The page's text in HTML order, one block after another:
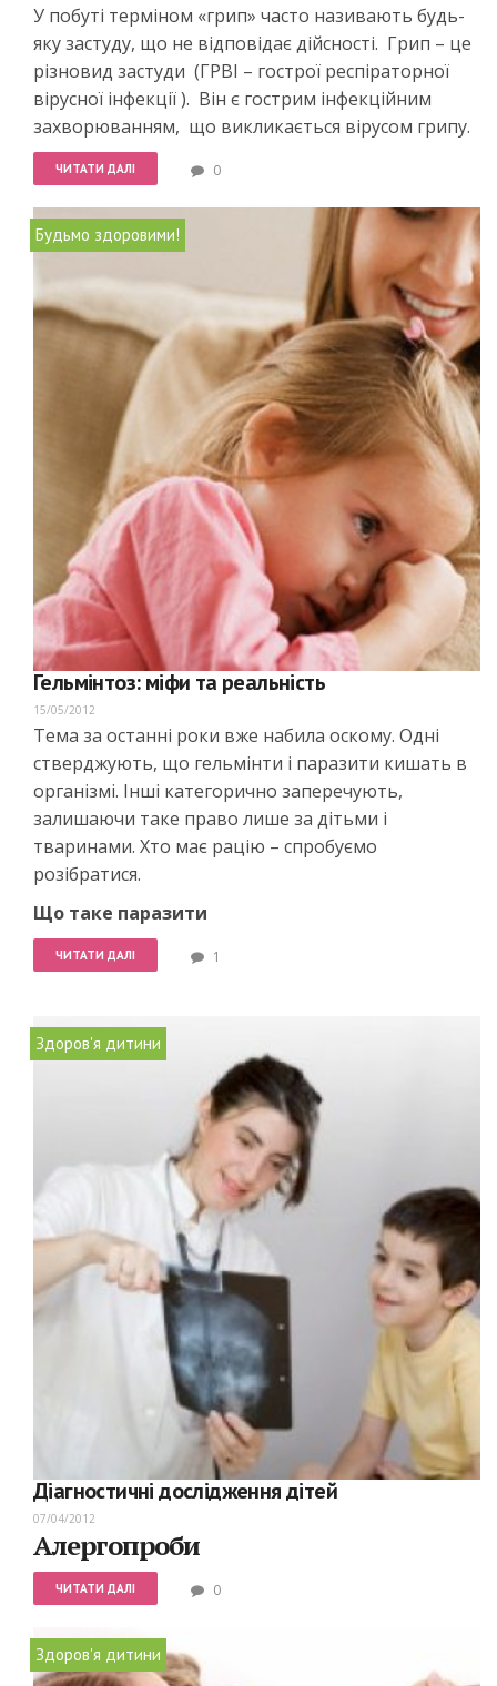
У побуті терміном «грип» часто називають будь-
яку застуду, що не відповідає дійсності. Грип – це
різновид застуди (ГРВІ – гострої респіраторної
вірусної інфекції ). Він є гострим інфекційним
захворюванням, що викликається вірусом грипу.
ЧИТАТИ ДАЛІ 0
Будьмо здоровими!
Гельмінтоз: міфи та реальність
15/05/2012
Тема за останні роки вже набила оскому. Одні
стверджують, що гельмінти і паразити кишать в
організмі. Інші категорично заперечують,
залишаючи таке право лише за дітьми і
тваринами. Хто має рацію – спробуємо
розібратися.
Що таке паразити
ЧИТАТИ ДАЛІ 1
Здоров'я дитини
Діагностичні дослідження дітей
07/04/2012
Алергопроби
ЧИТАТИ ДАЛІ 0
Здоров'я дитини